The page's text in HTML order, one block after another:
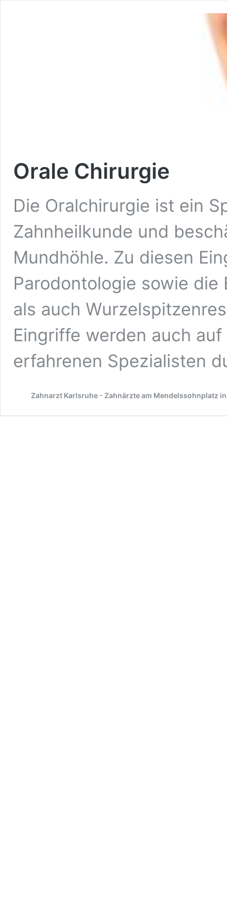
Orale Chirurgie
Die Oralchirurgie ist ein
Zahnheilkunde und
Mundhöhle. Zu diesen
Parodontologie sowie die
als auch
Eingriffe werden auch
erfahrenen Spezialisten
Zahnarzt Karlsruhe - Zahnärzte am Mendelssohnplatz